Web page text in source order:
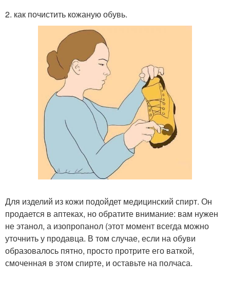
2. как почистить кожаную обувь.
Для изделий из кожи подойдет медицинский спирт. Он
продается в аптеках, но обратите внимание: вам нужен
не этанол, а изопропанол (этот момент всегда можно
уточнить у продавца. В том случае, если на обуви
образовалось пятно, просто протрите его ваткой,
смоченная в этом спирте, и оставьте на полчаса.